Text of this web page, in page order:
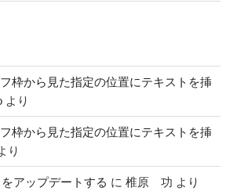
枠から見た指定の位置にテキストを挿
より
枠から見た指定の位置にテキストを挿
り
アップデートする に 椎原 功 より